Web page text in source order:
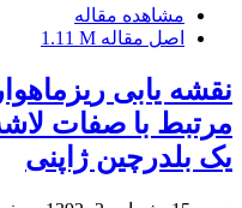
مشاهده مقاله
اصل مقاله 1.11 M
نقشه‏ یابی
مرتبط با صفات
یک بلدرچین ژاپنی